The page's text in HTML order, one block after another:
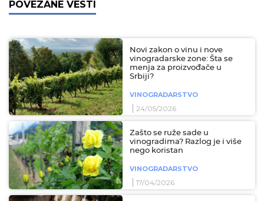
POVEZANE VESTI
Novi zakon o vinu i nove
vinogradarske zone: Šta se
menja za proizvođače u
Srbiji?
VINOGRADARSTVO
24/05/2026
Zašto se ruže sade u
vinogradima? Razlog je i više
nego koristan
VINOGRADARSTVO
17/04/2026